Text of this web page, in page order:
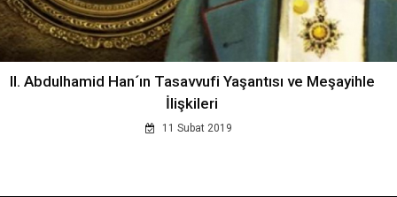
II. Abdulhamid Han´ın Tasavvufi Yaşantısı ve Meşayihle
İlişkileri
11 Subat 2019